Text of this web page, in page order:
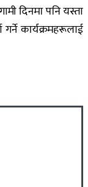
दिनमा पनि यस्ता
कार्यक्रमहरूलाई